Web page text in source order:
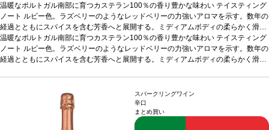
温暖なポルトガル南部に育つカステラン100％の香り豊かな味わい テイスティング
ノート ルビー色。ラズベリーのようなレッドベリーの力強いアロマを示す。数年の
経過とともにスパイスを含む芳香へと展開する。ミディアムボディの柔らかく滑ら
かな味わいに、心地よい余韻の後味が続く。合う料理ジビエ、グリル肉、チーズ
などと好相性。葡萄品種カステラン 100%認証サスティナブルHACCP認証*本ヴ
ィンテージが在庫切れの場合、在庫があり価格が同様の場合は自動的に次のヴィン
温暖なポルトガル南部に育つカステラン100％の香り豊かな味わい テイスティング
ノート ルビー色。ラズベリーのようなレッドベリーの力強いアロマを示す。数年の
経過とともにスパイスを含む芳香へと展開する。ミディアムボディの柔らかく滑ら
ィンテージが在庫切れの場合、在庫があり価格が同様の場合は自動的に次のヴィン
テージに変更されます、ご了承ください。
スパークリングワイン
辛口
まとめ買い